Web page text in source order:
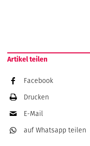
Artikel teilen
Facebook
Drucken
E-Mail
auf Whatsapp teilen